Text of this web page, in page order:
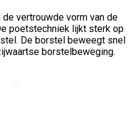
vertrouwde vorm van de
poetstechniek lijkt sterk op
De borstel beweegt snel
borstelbeweging.